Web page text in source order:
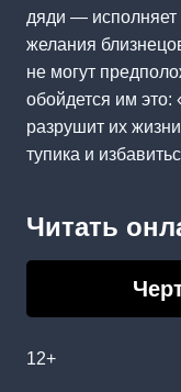
дяди —
желания
не могут
обойдется им
разрушит их
тупика и
Читать
12+